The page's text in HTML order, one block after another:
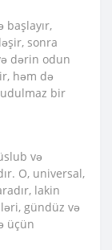
sonra
dərin odun
həm də
bir
və
O, universal,
lakin
gündüz və
üçün